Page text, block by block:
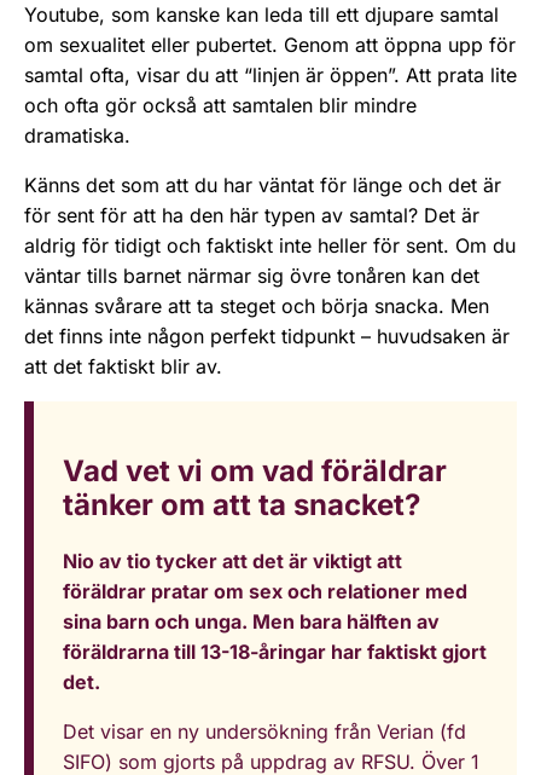
Youtube, som kanske kan leda till ett djupare samtal
om sexualitet eller pubertet. Genom att öppna upp för
samtal ofta, visar du att “linjen är öppen”. Att prata lite
och ofta gör också att samtalen blir mindre
dramatiska.
Känns det som att du har väntat för länge och det är
för sent för att ha den här typen av samtal? Det är
aldrig för tidigt och faktiskt inte heller för sent. Om du
väntar tills barnet närmar sig övre tonåren kan det
kännas svårare att ta steget och börja snacka. Men
det finns inte någon perfekt tidpunkt – huvudsaken är
att det faktiskt blir av.
Vad vet vi om vad föräldrar
tänker om att ta snacket?
Nio av tio tycker att det är viktigt att
föräldrar pratar om sex och relationer med
sina barn och unga. Men bara hälften av
föräldrarna till 13-18-åringar har faktiskt gjort
det.
Det visar en ny undersökning från Verian (fd
SIFO) som gjorts på uppdrag av RFSU. Över 1